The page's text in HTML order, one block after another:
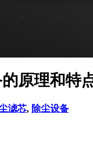
原理和特
滤芯, 除尘设备